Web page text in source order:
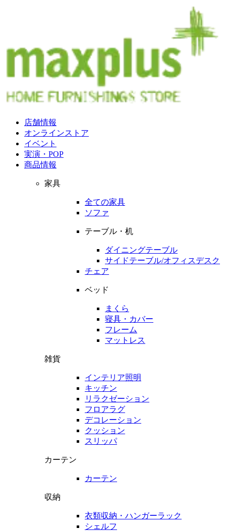
店舗情報
オンラインストア
イベント
実演・POP
商品情報
家具
全ての家具
ソファ
テーブル・机
ダイニングテーブル
サイドテーブル/オフィスデスク
チェア
ベッド
まくら
寝具・カバー
フレーム
マットレス
雑貨
インテリア照明
キッチン
リラクゼーション
フロアラグ
デコレーション
クッション
スリッパ
カーテン
カーテン
収納
衣類収納・ハンガーラック
シェルフ